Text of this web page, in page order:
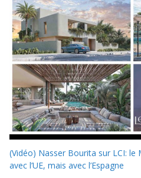
(Vidéo) Nasser Bourita sur LCI: le
avec l’UE, mais avec l’Espagne